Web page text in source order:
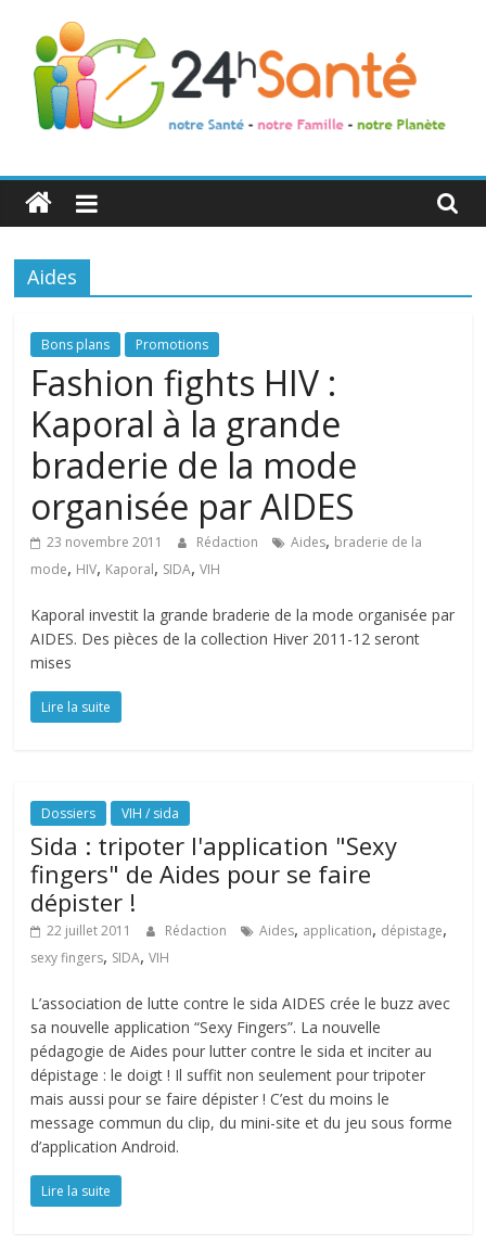
24h
Santé
La
de
toute
famille
Aides
Bons plans Promotions
Fashion fights HIV :
Kaporal à la grande
braderie de la mode
organisée par AIDES
23 novembre 2011 Rédaction Aides, braderie de la
mode, HIV, Kaporal, SIDA,VIH
Kaporal investit la grande braderie de la mode organisée par
AIDES. Des pièces de la collection Hiver 2011-12 seront
mises
Lire la suite
Dossiers VIH / sida
Sida : tripoter l'application "Sexy
fingers" de Aides pour se faire
dépister !
22 juillet 2011 Rédaction Aides, application, dépistage,
sexy fingers, SIDA,VIH
L’association de lutte contre le sida AIDES crée le buzz avec
sa nouvelle application “Sexy Fingers”. La nouvelle
pédagogie de Aides pour lutter contre le sida et inciter au
dépistage : le doigt ! Il suffit non seulement pour tripoter
mais aussi pour se faire dépister ! C’est du moins le
message commun du clip, du mini-site et du jeu sous forme
d’application Android.
Lire la suite